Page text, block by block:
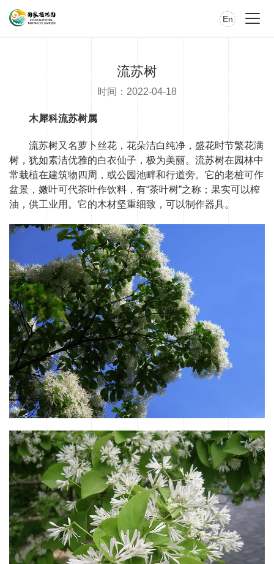
En
流苏树
时间：2022-04-18
木犀科流苏树属
流苏树又名萝卜丝花，花朵洁白纯净，盛花时节繁花满
树，犹如素洁优雅的白衣仙子，极为美丽。流苏树在园林中
常栽植在建筑物四周，或公园池畔和行道旁。它的老桩可作
盆景，嫩叶可代茶叶作饮料，有“茶叶树”之称；果实可以榨
油，供工业用。它的木材坚重细致，可以制作器具。